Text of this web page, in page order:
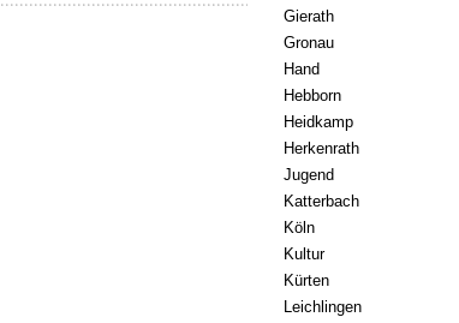
Gierath
Gronau
Hand
Hebborn
Heidkamp
Herkenrath
Jugend
Katterbach
Köln
Kultur
Kürten
Leichlingen